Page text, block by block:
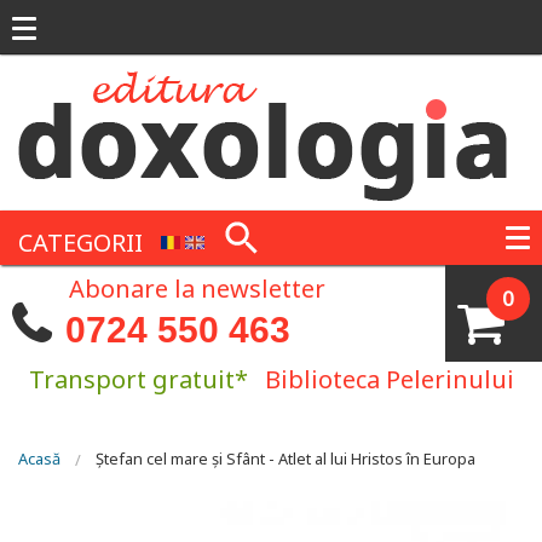
CATEGORII
0
Abonare la newsletter
0724 550 463
Transport gratuit* Biblioteca Pelerinului
Eşti aici
Acasă Ștefan cel mare și Sfânt - Atlet al lui Hristos în Europa